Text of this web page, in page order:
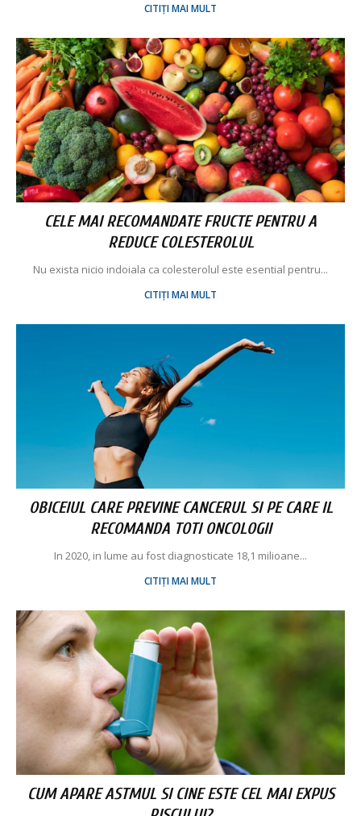
CITIȚI MAI MULT
CELE MAI RECOMANDATE FRUCTE PENTRU A
REDUCE COLESTEROLUL
Nu exista nicio indoiala ca colesterolul este esential pentru...
CITIȚI MAI MULT
OBICEIUL CARE PREVINE CANCERUL SI PE CARE IL
RECOMANDA TOTI ONCOLOGII
In 2020, in lume au fost diagnosticate 18,1 milioane...
CITIȚI MAI MULT
CUM APARE ASTMUL SI CINE ESTE CEL MAI EXPUS